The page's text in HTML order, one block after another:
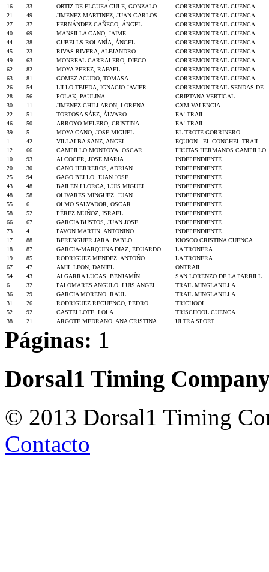
16
33 ORTIZ DE ELGUEA CULE, GONZALO
CORREMON TRAIL CUENCA
21
49 JIMENEZ MARTINEZ, JUAN CARLOS
CORREMON TRAIL CUENCA
27
37 FERNÁNDEZ CAÑEGO, ÁNGEL
CORREMON TRAIL CUENCA
40
69 MANSILLA CANO, JAIME
CORREMON TRAIL CUENCA
44
38 CUBELLS ROLANÍA, ÁNGEL
CORREMON TRAIL CUENCA
45
23 RIVAS RIVERA, ALEJANDRO
CORREMON TRAIL CUENCA
49
63 MONREAL CARRALERO, DIEGO
CORREMON TRAIL CUENCA
62
82 MOYA PEREZ, RAFAEL
CORREMON TRAIL CUENCA
63
81 GOMEZ AGUDO, TOMASA
CORREMON TRAIL CUENCA
26
54 LILLO TEJEDA, IGNACIO JAVIER
CORREMON TRAIL SENDAS DE
28
56 POLAK, PAULINA
CRIPTANA VERTICAL
30
11 JIMENEZ CHILLARON, LORENA
CXM VALENCIA
22
51 TORTOSA SÁEZ, ÁLVARO
EA! TRAIL
46
50 ARROYO MELERO, CRISTINA
EA! TRAIL
39
5 MOYA CANO, JOSE MIGUEL
EL TROTE GORRINERO
1
42 VILLALBA SANZ, ANGEL
EQUION - EL CONCHEL TRAIL
12
66 CAMPILLO MONTOYA, OSCAR
FRUTAS HERMANOS CAMPILLO
10
93 ALCOCER, JOSE MARIA
INDEPENDIENTE
20
30 CANO HERREROS, ADRIAN
INDEPENDIENTE
25
94 GAGO BELLO, JUAN JOSE
INDEPENDIENTE
43
48 BAILEN LLORCA, LUIS MIGUEL
INDEPENDIENTE
48
58 OLIVARES MINGUEZ, JUAN
INDEPENDIENTE
55
6 OLMO SALVADOR, OSCAR
INDEPENDIENTE
58
52 PÉREZ MUÑOZ, ISRAEL
INDEPENDIENTE
66
67 GARCIA BUSTOS, JUAN JOSE
INDEPENDIENTE
73
4 PAVON MARTIN, ANTONINO
INDEPENDIENTE
17
88 BERENGUER JARA, PABLO
KIOSCO CRISTINA CUENCA
18
87 GARCIA-MARQUINA DIAZ, EDUARDO
LA TRONERA
19
85 RODRIGUEZ MENDEZ, ANTOÑO
LA TRONERA
67
47 AMIL LEON, DANIEL
ONTRAIL
54
43 ALGARRA LUCAS, BENJAMÍN
SAN LORENZO DE LA PARRILL
6
32 PALOMARES ANGULO, LUIS ANGEL
TRAIL MINGLANILLA
36
29 GARCIA MORENO, RAUL
TRAIL MINGLANILLA
31
26 RODRIGUEZ RECUENCO, PEDRO
TRICHOOL
52
92 CASTELLOTE, LOLA
TRISCHOOL CUENCA
38
21 ARGOTE MEDRANO, ANA CRISTINA ULTRA SPORT
Páginas: 1
Dorsal1 Timing
© 2013 Dorsal1 Timing
Contacto